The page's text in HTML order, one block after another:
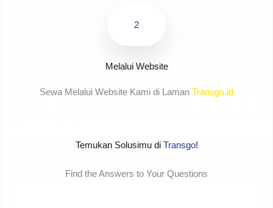
2
Melalui Website
Sewa Melalui Website Kami di Laman Transgo.id
Temukan Solusimu di Transgo!
Find the Answers to Your Questions